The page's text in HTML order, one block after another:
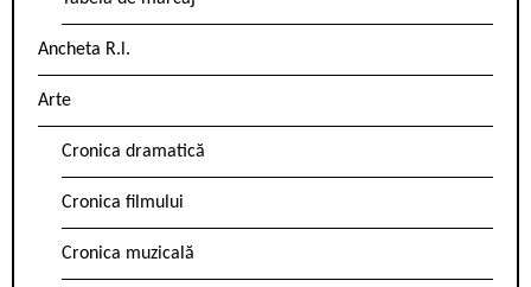
Ancheta R.l.
Arte
Cronica dramatică
Cronica filmului
Cronica muzicală